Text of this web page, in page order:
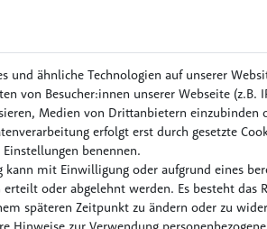
und ähnliche Technologien auf unserer
von Besucher:innen unserer Webseite (z.B.
Medien von Drittanbietern einzubinden
erfolgt erst durch gesetzte
benennen.
kann mit Einwilligung oder aufgrund eines
oder abgelehnt werden. Es besteht das
späteren Zeitpunkt zu ändern oder zu